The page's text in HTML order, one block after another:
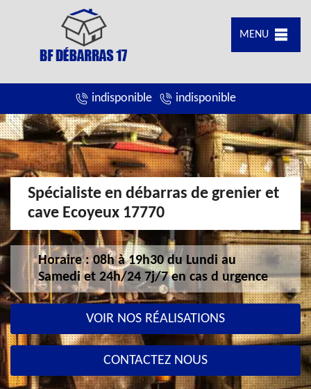
MENU
indisponible indisponible
Spécialiste en débarras de grenier et
cave Ecoyeux 17770
Horaire : 08h à 19h30 du Lundi au
Samedi et 24h/24 7j/7 en cas d urgence
VOIR NOS RÉALISATIONS
CONTACTEZ NOUS